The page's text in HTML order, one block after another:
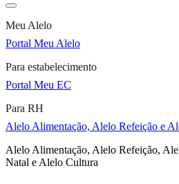
Meu Alelo
Portal Meu Alelo
Para estabelecimento
Portal Meu EC
Para RH
Alelo Alimentação, Alelo Refeição e
Alelo Alimentação, Alelo Refeição,
Natal e Alelo Cultura